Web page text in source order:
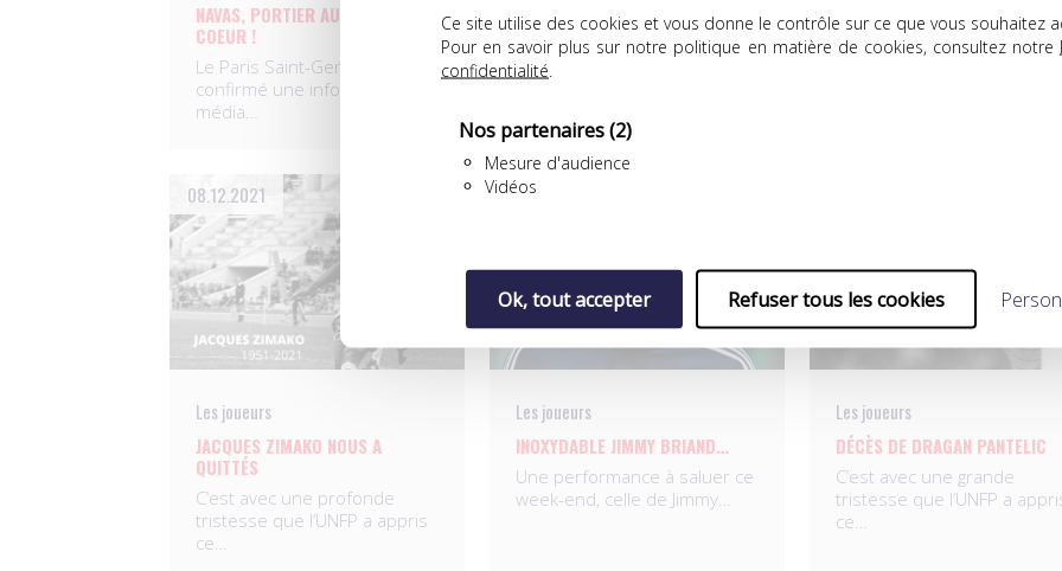
Ce site utilise des cookies et vous donne le contrôle sur ce que vous souhaitez
Pour en savoir plus sur notre politique en matière de cookies, consultez notre
confidentialité
Nos partenaires(2)
Mesure d'audience
Vidéos
Ok, tout accepter Refuser tous les cookies
NAVAS, PORTIER AU GRAND
COEUR !
Le Paris Saint-Germain a
confirmé une information du
média…
DÉCÈS DE JEAN-LUC RIBAR
C’est avec une grande
tristesse que l’UNFP a appris
MARYAN WISNIEWSKI S’EN EST
ALLÉ
08.12.2021
Les joueurs
JACQUES ZIMAKO NOUS A
QUITTÉS
C’est avec une profonde
tristesse que l’UNFP a appris
ce…
01.11.2021
Les joueurs
INOXYDABLE JIMMY BRIAND…
Une performance à saluer ce
week-end, celle de Jimmy…
Les joueurs
DÉCÈS DE DRAGAN PANTELIC
C’est avec une grande
tristesse que l’UNFP a
ce…